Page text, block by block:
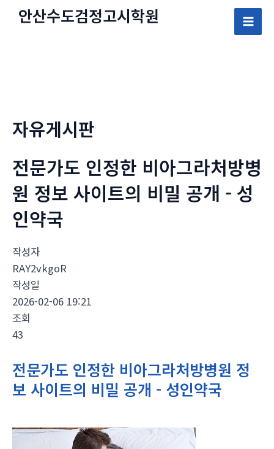
안산수도검정고시학원
Main
자유게시판
전문가도 인정한 비아그라처방병
원 정보 사이트의 비밀 공개 - 성
인약국
작성자
RAY2vkgoR
작성일
2026-02-06 19:21
조회
43
전문가도 인정한 비아그라처방병원 정
보 사이트의 비밀 공개 - 성인약국